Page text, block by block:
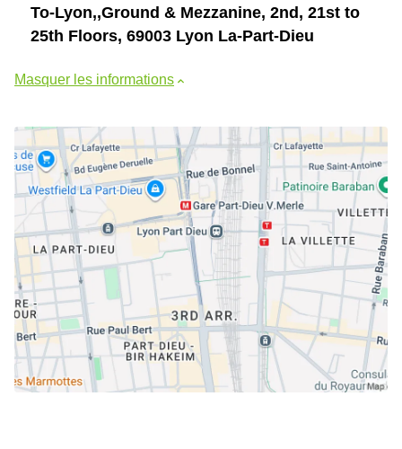
To-Lyon,,Ground & Mezzanine, 2nd, 21st to
25th Floors, 69003 Lyon La-Part-Dieu
Masquer les informations